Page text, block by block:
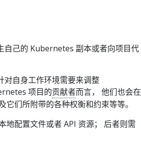
自己的 Kubernetes 副本或者向项目代
自身工作环境需要来调整
项目的贡献者而言， 他们也会在
们所附带的各种权衡和约束等等。
地配置文件或者 API 资源； 后者则需